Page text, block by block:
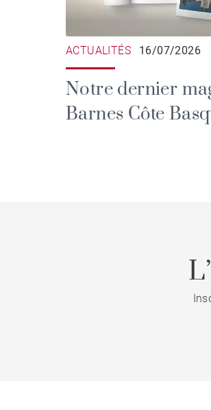
ACTUALITÉS 16/07/2026
Notre dernier
Barnes Côte